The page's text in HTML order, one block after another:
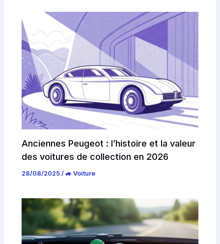
Anciennes Peugeot : l’histoire et la valeur
des voitures de collection en 2026
28/08/2025/🚙 Voiture